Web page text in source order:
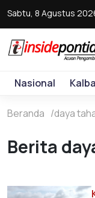
Sabtu, 8 Agustus
Nasional
Beranda daya
Berita